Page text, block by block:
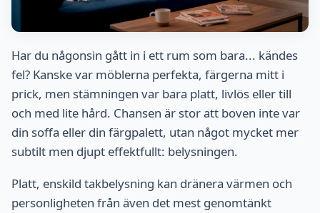
Har du någonsin gått in i ett rum som bara... kändes
fel? Kanske var möblerna perfekta, färgerna mitt i
prick, men stämningen var bara platt, livlös eller till
och med lite hård. Chansen är stor att boven inte var
din soffa eller din färgpalett, utan något mycket mer
subtilt men djupt effektfullt: belysningen.
Platt, enskild takbelysning kan dränera värmen och
personligheten från även det mest genomtänkt